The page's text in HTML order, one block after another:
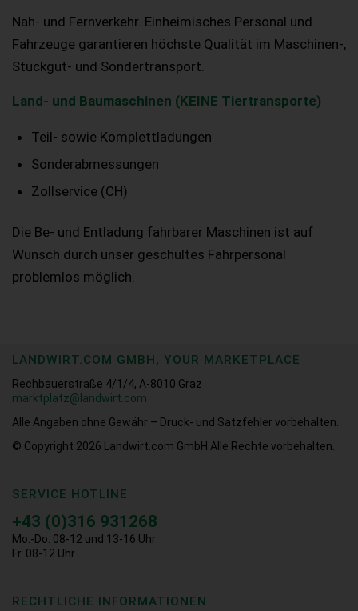
Nah- und Fernverkehr. Einheimisches Personal und
Fahrzeuge garantieren höchste Qualität im Maschinen-,
Stückgut- und Sondertransport.
Land- und Baumaschinen (KEINE Tiertransporte)
Teil- sowie Komplettladungen
Sonderabmessungen
Zollservice (CH)
Die Be- und Entladung fahrbarer Maschinen ist auf
Wunsch durch unser geschultes Fahrpersonal
problemlos möglich.
LANDWIRT.COM GMBH, YOUR MARKETPLACE
Rechbauerstraße 4/1/4, A-8010 Graz
marktplatz@landwirt.com
Alle Angaben ohne Gewähr – Druck- und Satzfehler vorbehalten.
© Copyright 2026
Landwirt.com GmbH Alle Rechte vorbehalten.
SERVICE HOTLINE
+43 (0)316 931268
Mo.-Do. 08-12 und 13-16 Uhr
Fr. 08-12 Uhr
RECHTLICHE INFORMATIONEN